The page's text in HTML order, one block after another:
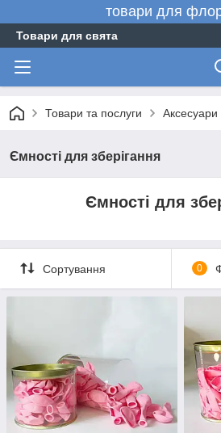
товари для
Товари для свята
Товари та послуги Аксесуари
Ємності для зберігання
Ємності для
Сортування 0